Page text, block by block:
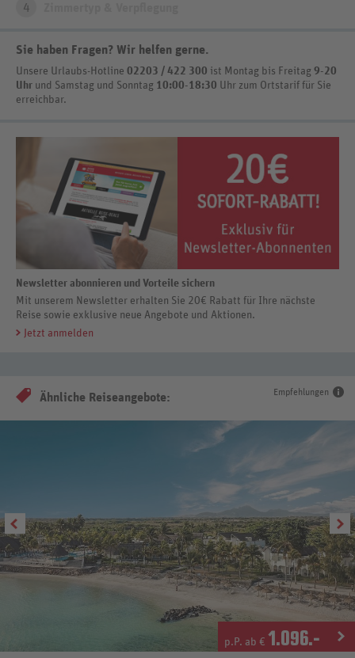
4
Sie haben Fragen? Wir helfen gerne.
Unsere Urlaubs-Hotline 02203 / 422 300 ist Montag bis Freitag 9-20
Uhr und Samstag und Sonntag 10:00-18:30 Uhr zum Ortstarif für Sie
erreichbar.
Newsletter abonnieren und Vorteile sichern
Mit unserem Newsletter erhalten Sie 20€ Rabatt für Ihre nächste
Reise sowie exklusive neue Angebote und Aktionen.
Jetzt anmelden
Empfehlungen
Ähnliche Reiseangebote:
p.P. ab € 1.096.-